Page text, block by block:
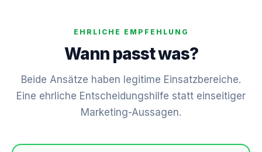
EHRLICHE EMPFEHLUNG
Wann passt was?
Beide Ansätze haben legitime Einsatzbereiche.
Eine ehrliche Entscheidungshilfe statt einseitiger
Marketing-Aussagen.